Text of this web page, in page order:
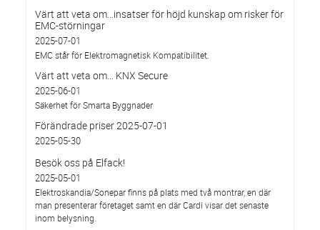
Värt att veta om…insatser för höjd kunskap om risker för
EMC-störningar
2025-07-01
EMC står för Elektromagnetisk Kompatibilitet.
Värt att veta om… KNX Secure
2025-06-01
Säkerhet för Smarta Byggnader
Förändrade priser 2025-07-01
2025-05-30
Besök oss på Elfack!
2025-05-01
Elektroskandia/Sonepar finns på plats med två montrar, en där
man presenterar företaget samt en där Cardi visar det senaste
inom belysning.